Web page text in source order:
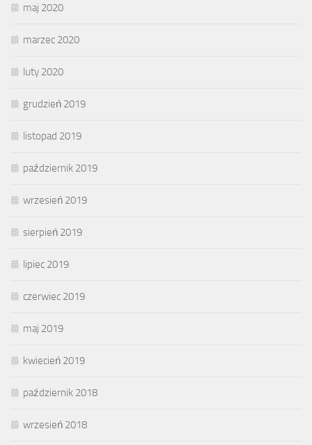
maj 2020
marzec 2020
luty 2020
grudzień 2019
listopad 2019
październik 2019
wrzesień 2019
sierpień 2019
lipiec 2019
czerwiec 2019
maj 2019
kwiecień 2019
październik 2018
wrzesień 2018